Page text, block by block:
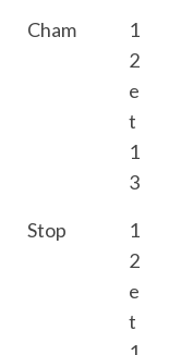
Cham
1
2
e
t
1
3
Stop
1
2
e
t